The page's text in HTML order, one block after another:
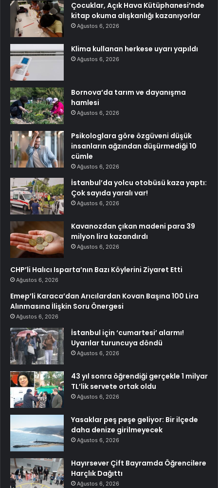
Çocuklar, Açık Hava Kütüphanesi’nde
kitap okuma alışkanlığı kazanıyorlar
Ağustos 6, 2026
Klima kullanan herkese uyarı yapıldı
Ağustos 6, 2026
Bornova’da tarım ve dayanışma
hamlesi
Ağustos 6, 2026
Psikologlara göre özgüveni düşük
insanların ağzından düşürmediği 10
cümle
Ağustos 6, 2026
İstanbul’da yolcu otobüsü kaza yaptı:
Çok sayıda yaralı var!
Ağustos 6, 2026
Kavanozdan çıkan madeni para 39
milyon lira kazandırdı
Ağustos 6, 2026
CHP’li Halıcı Isparta’nın Bazı Köylerini Ziyaret Etti
Ağustos 6, 2026
Emep’li Karaca’dan Arıcılardan Kovan Başına 100 Lira
Alınmasına İlişkin Soru Önergesi
Ağustos 6, 2026
İstanbul için ‘cumartesi’ alarmı!
Uyarılar turuncuya döndü
Ağustos 6, 2026
43 yıl sonra öğrendiği gerçekle 1 milyar
TL’lik servete ortak oldu
Ağustos 6, 2026
Yasaklar peş peşe geliyor: Bir ilçede
daha denize girilmeyecek
Ağustos 6, 2026
Hayırsever Çift Bayramda Öğrencilere
Harçlık Dağıttı
Ağustos 6, 2026